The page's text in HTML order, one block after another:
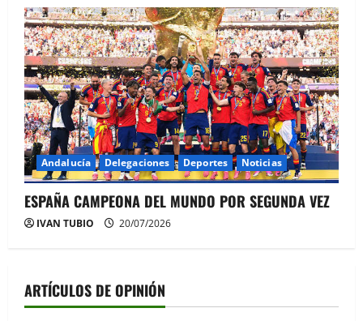
Andalucía Delegaciones Deportes Noticias
ESPAÑA CAMPEONA DEL MUNDO POR SEGUNDA VEZ
IVAN TUBIO 20/07/2026
ARTÍCULOS DE OPINIÓN